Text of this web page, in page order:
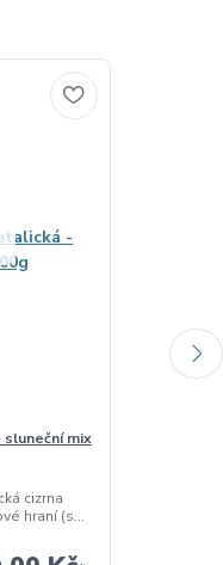
mix
cizrna
hraní (s...